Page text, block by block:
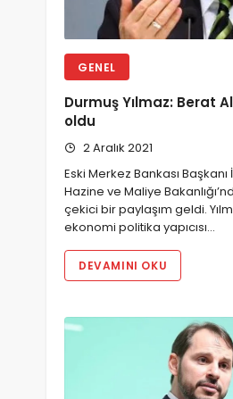
GENEL
Durmuş Yılmaz: Berat
oldu
2 Aralık 2021
Eski Merkez Bankası
Hazine ve Maliye
çekici bir paylaşım geldi.
ekonomi politika yapıcısı…
DEVAMINI OKU